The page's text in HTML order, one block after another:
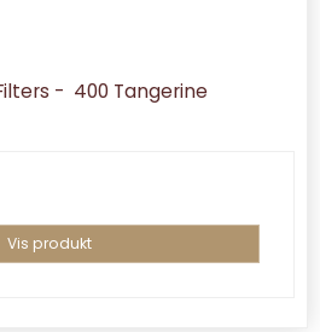
- 400 Tangerine
Vis produkt